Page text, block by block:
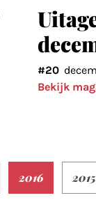
#20
Bekijk
2016 2015